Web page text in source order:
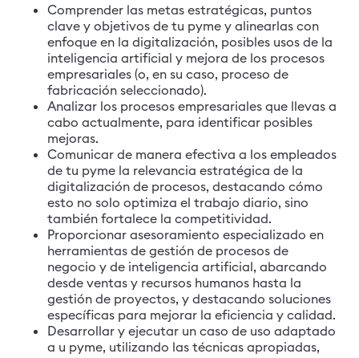
Comprender las metas estratégicas, puntos
clave y objetivos de tu pyme y alinearlas con
enfoque en la digitalización, posibles usos de la
inteligencia artificial y mejora de los procesos
empresariales (o, en su caso, proceso de
fabricación seleccionado).
Analizar los procesos empresariales que llevas a
cabo actualmente, para identificar posibles
mejoras.
Comunicar de manera efectiva a los empleados
de tu pyme la relevancia estratégica de la
digitalización de procesos, destacando cómo
esto no solo optimiza el trabajo diario, sino
también fortalece la competitividad.
Proporcionar asesoramiento especializado en
herramientas de gestión de procesos de
negocio y de inteligencia artificial, abarcando
desde ventas y recursos humanos hasta la
gestión de proyectos, y destacando soluciones
específicas para mejorar la eficiencia y calidad.
Desarrollar y ejecutar un caso de uso adaptado
a u pyme, utilizando las técnicas apropiadas,